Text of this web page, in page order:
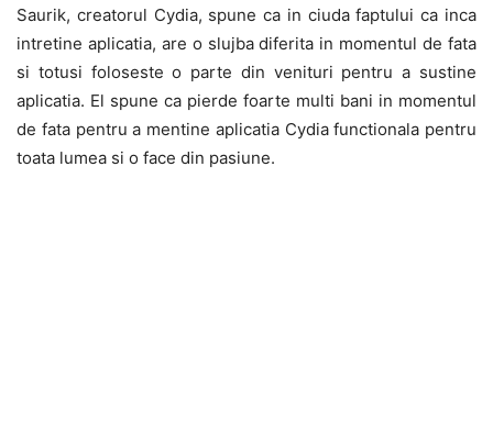
Saurik, creatorul Cydia, spune ca in ciuda faptului ca inca
intretine aplicatia, are o slujba diferita in momentul de fata
si totusi foloseste o parte din venituri pentru a sustine
aplicatia. El spune ca pierde foarte multi bani in momentul
de fata pentru a mentine aplicatia Cydia functionala pentru
toata lumea si o face din pasiune.